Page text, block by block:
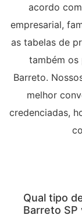
acordo
empresarial,
as tabelas de
também os
Barreto.
melhor
credenciadas,
Qual tipo
Barreto SP